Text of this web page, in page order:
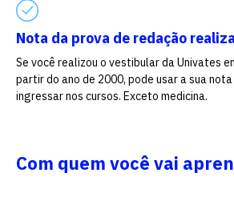
Nota da prova de redação
Se você realizou o vestibular da Univates
partir do ano de 2000, pode usar a sua
ingressar nos cursos. Exceto medicina.
Com quem você vai